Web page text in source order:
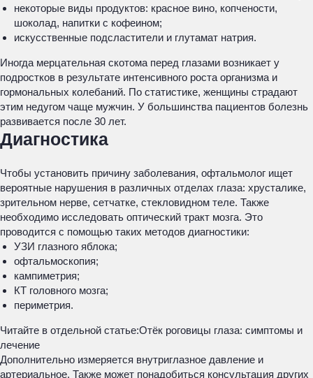
некоторые виды продуктов: красное вино, копчености,
шоколад, напитки с кофеином;
искусственные подсластители и глутамат натрия.
Иногда мерцательная скотома перед глазами возникает у
подростков в результате интенсивного роста организма и
гормональных колебаний. По статистике, женщины страдают
этим недугом чаще мужчин. У большинства пациентов болезнь
развивается после 30 лет.
Диагностика
Чтобы установить причину заболевания, офтальмолог ищет
вероятные нарушения в различных отделах глаза: хрусталике,
зрительном нерве, сетчатке, стекловидном теле. Также
необходимо исследовать оптический тракт мозга. Это
проводится с помощью таких методов диагностики:
УЗИ глазного яблока;
офтальмоскопия;
кампиметрия;
КТ головного мозга;
периметрия.
Читайте в отдельной статье:Отёк роговицы глаза: симптомы и
лечение
Дополнительно измеряется внутриглазное давление и
артериальное. Также может понадобиться консультация других